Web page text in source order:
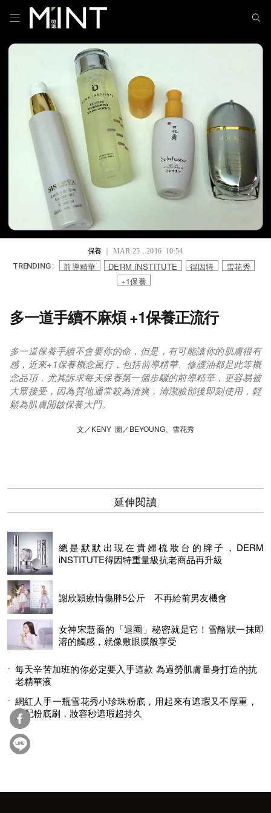
保養｜ MAR 25 , 2016 10:54
TRENDING : 前導精華 DERM iNSTITUTE 得因特
雪花秀
+1保養
多一道手續不麻煩 +1保養正流行
多一道保養手續不會要你的命，但是，有可能讓你的肌膚很有
感，近來+1保養概念風行，包括前導精華、修護油都是此等概
念品項，尤其訴求每天保養第一個步驟的前導精華，更容易被
大眾接受，因為質地通常較為清爽，清潔臉部後即刻使用，輕
鬆為肌膚開啟保養大門。
文／KENY 圖／BEYOUNG、雪花秀
延伸閱讀
總是默默出現在貴婦梳妝台的牌子，DERM
iNSTITUTE得因特重量級抗老商品再升級
謝欣穎療情傷胖5公斤 不再給前男友機會
女神宋慧喬的「退圈」秘密就是它！雪酪狀一抹即
溶的觸感，就像敷眼膜般享受
每天辛苦加班的你必定要入手這款 為過勞肌膚量身打造的抗
老精華液
網紅人手一瓶雪花秀小珍珠粉底，用起來有遮瑕又不厚重，
搭配粉底刷，妝容秒遮瑕超持久